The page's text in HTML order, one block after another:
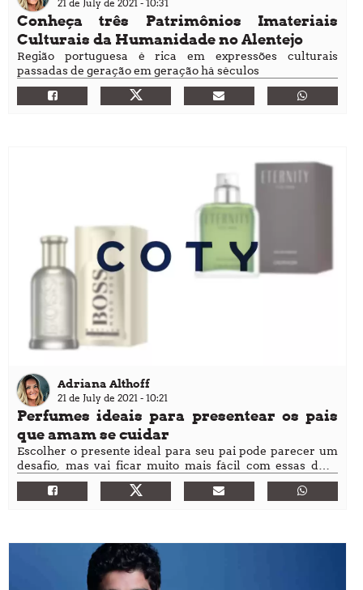
21 de July de 2021 - 10:31
Conheça três Patrimônios Imateriais
Culturais da Humanidade no Alentejo
Região portuguesa é rica em expressões culturais
passadas de geração em geração há séculos
Adriana Althoff
21 de July de 2021 - 10:21
Perfumes ideais para presentear os pais
que amam se cuidar
Escolher o presente ideal para seu pai pode parecer um
desafio, mas vai ficar muito mais fácil com essas duas
opções de perfumes